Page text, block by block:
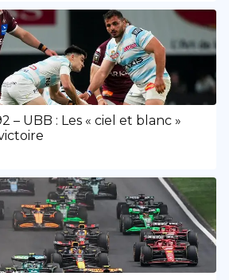
– UBB : Les « ciel et blanc »